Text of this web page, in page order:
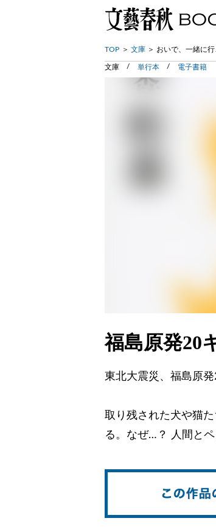
TOP 文庫 おいで、一緒に行
文庫 単行本 電子書籍
福島原発20
東北大震災、福島原
取り残された犬や猫
る。なぜ…？ 人間と